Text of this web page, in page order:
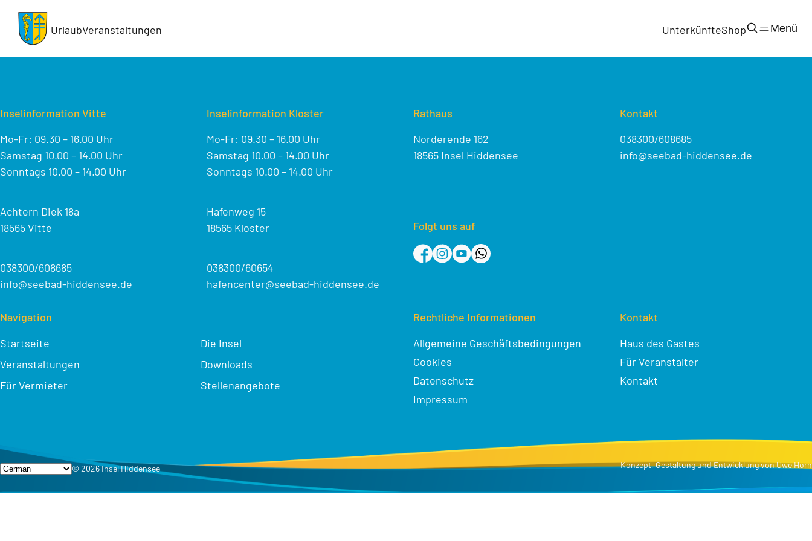
content
UrlaubVeranstaltungen UnterkünfteShop Menü
Inselinformation Vitte
Mo-Fr: 09.30 – 16.00 Uhr
Samstag 10.00 – 14.00 Uhr
Sonntags 10.00 – 14.00 Uhr
Achtern Diek 18a
18565 Vitte
038300/608685
info@seebad-hiddensee.de
Inselinformation Kloster
Mo-Fr: 09.30 – 16.00 Uhr
Samstag 10.00 – 14.00 Uhr
Sonntags 10.00 – 14.00 Uhr
Hafenweg 15
18565 Kloster
038300/60654
hafencenter@seebad-hiddensee.de
Rathaus
Norderende 162
18565 Insel Hiddensee
Kontakt
038300/608685
info@seebad-hiddensee.de
Folgt uns auf
Navigation
Startseite
Die Insel
Veranstaltungen
Downloads
Für Vermieter
Stellenangebote
Rechtliche Informationen
Allgemeine Geschäftsbedingungen
Cookies
Datenschutz
Impressum
Kontakt
Haus des Gastes
Für Veranstalter
Kontakt
© 2026 Insel Hiddensee Konzept, Gestaltung und Entwicklung vonUwe Horn